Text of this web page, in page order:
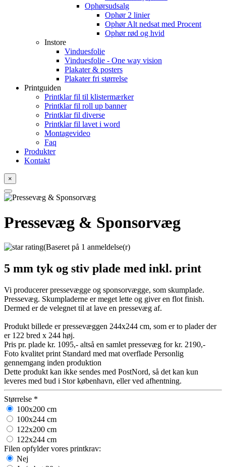
Ophørsudsalg
Ophør 2 linier
Ophør Alt nedsat med Procent
Ophør rød og hvid
Instore
Vinduesfolie
Vinduesfolie - One way vision
Plakater & posters
Plakater fri størrelse
Printguiden
Printklar fil til klistermærker
Printklar fil roll up banner
Printklar fil diverse
Printklar fil lavet i word
Montagevideo
Faq
Produkter
Kontakt
×
Pressevæg & Sponsorvæg
(Baseret på 1 anmeldelse(r)
5 mm tyk og stiv plade med inkl. print
Vi producerer pressevægge og sponsorvægge, som skumplade.
Pressevæg. Skumpladerne er meget lette og giver en flot finish.
Dermed er de velegnet til at lave en pressevæg af.
Produkt billede er pressevæggen 244x244 cm, som er to plader der
er 122 bred x 244 høj.
Pris pr. plade kr. 1095,- altså en samlet pressevæg for kr. 2190,-
Foto kvalitet print Standard med mat overflade Personlig
gennemgang inden produktion
Dette produkt kan ikke sendes med PostNord, så det kan kun
leveres med bud i Stor københavn, eller ved afhentning.
Størrelse *
100x200 cm
100x244 cm
122x200 cm
122x244 cm
Filen opfylder vores printkrav:
Nej